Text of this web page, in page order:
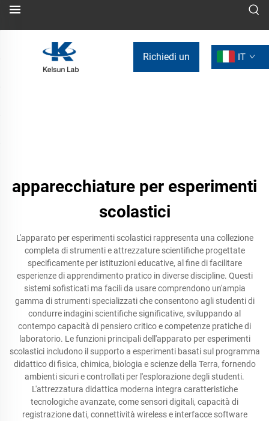
Richiedi un IT
apparecchiature per esperimenti
scolastici
L'apparato per esperimenti scolastici rappresenta una collezione
completa di strumenti e attrezzature scientifiche progettate
specificamente per istituzioni educative, al fine di facilitare
esperienze di apprendimento pratico in diverse discipline. Questi
sistemi sofisticati ma facili da usare comprendono un'ampia
gamma di strumenti specializzati che consentono agli studenti di
condurre indagini scientifiche significative, sviluppando al
contempo capacità di pensiero critico e competenze pratiche di
laboratorio. Le funzioni principali dell'apparato per esperimenti
scolastici includono il supporto a esperimenti basati sul programma
didattico di fisica, chimica, biologia e scienze della Terra, fornendo
ambienti sicuri e controllati per l'esplorazione degli studenti.
L'attrezzatura didattica moderna integra caratteristiche
tecnologiche avanzate, come sensori digitali, capacità di
registrazione dati, connettività wireless e interfacce software